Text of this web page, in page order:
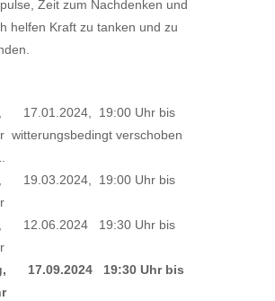
Zeit zum Nachdenken und
helfen Kraft zu tanken und zu
17.01.2024, 19:00 Uhr bis
witterungsbedingt verschoben
19.03.2024, 19:00 Uhr bis
12.06.2024 19:30 Uhr bis
17.09.2024 19:30 Uhr bis